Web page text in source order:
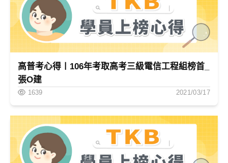
高普考心得〡106年考取高考三級電信工程組榜首_
張O建
1639 2021/03/17